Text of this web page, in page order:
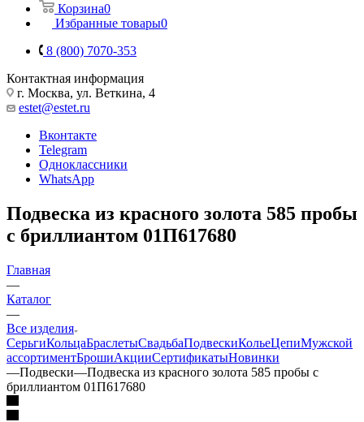
Корзина0
Избранные товары0
8 (800) 7070-353
Контактная информация
г. Москва, ул. Веткина, 4
estet@estet.ru
Вконтакте
Telegram
Одноклассники
WhatsApp
Подвеска из красного золота 585 пробы
с бриллиантом 01П617680
Главная
—
Каталог
—
Все изделия
СерьгиКольцаБраслетыСвадьбаПодвескиКольеЦепиМужской
ассортиментБрошиАкцииСертификатыНовинки
—Подвески—Подвеска из красного золота 585 пробы с
бриллиантом 01П617680